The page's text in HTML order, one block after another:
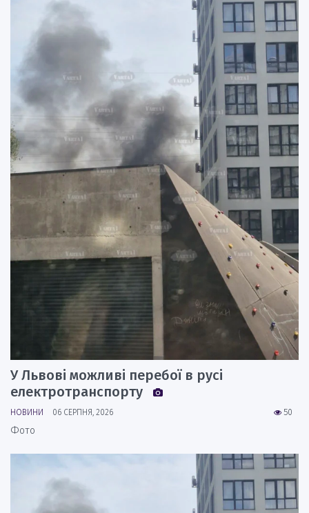
У Львові можливі перебої в русі
електротранспорту
50
НОВИНИ 06 СЕРПНЯ, 2026
Фото